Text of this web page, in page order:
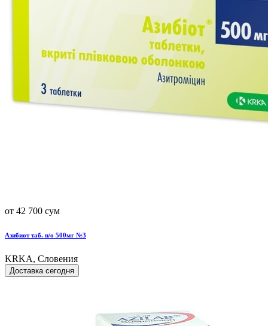
от 42 700 сум
Азибиот таб. п/о 500мг №3
KRKA, Словения
Доставка сегодня